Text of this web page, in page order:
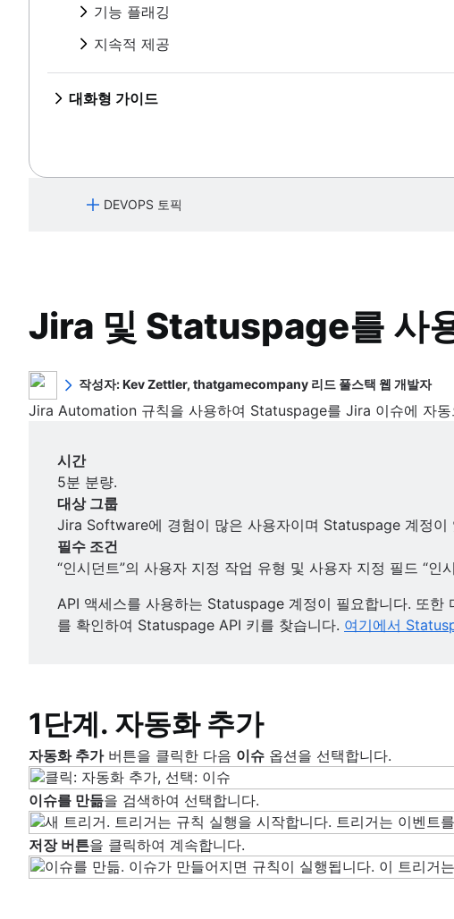
지속적 통합 자습서
지속적 배포 자습서
통합 테스트 자습서
개요
Atlassian ImageLabeller
개요
Bitbucket으로 ImageLabeller 배포
GitHub로 ImageLabeller 배포
Opsgenie로 모니터링
타사 통합
Bitbucket Pipelines에서 Split 기능 플래그 사용
Jira 및 Zephyr에서 팀의 진행률을 추적
Bitbucket Pipelines 및 Snyk Pipe로 DevSecOps 달
Jira 및 Sentry 애플리케이션 모니터링
Jira Dynatrace 통합 자습서
기능 플래깅
Jira용 LaunchDarkly
Split 및 Jira
지속적 제공
Harness Jira 통합 자습서
지속적 배포 자습서
Bitbucket Pipelines를 사용한 스크립팅 작업에 대한
대화형 가이드
AWS SageMaker 사전 트레이닝된 모델 설정
개요
Bitbucket으로 ImageLabeller 배포
개요
Bitbucket Pipelines에서 Split 기능 플래그 사용
DEVOPS 토픽
개요
DevOps의 역사
DevOps의 이점
DevOps 모범 사례
DevOps 및 애자일 비교
DevOps를 실행하는 방법
Atlassian이 운영 준비성을 갖추는 방법
DevOps 프레임워크
개요
팀 토폴로지
팀 구조
퍼블릭 클라우드
배포 자동화
SRE 및 DevOps 비교
DevOps 도구
DevOps 도구 체인: 주요 고려 사항 | Atlassian
DevOps 모니터링
테스트 자동화
CI/CD 도구
튜토리얼
자동화
풀리퀘스트 병합 규칙
이슈 전환 규칙
Statuspage를 자동으로 동기화하는 규칙
테스트
개요
Xray를 사용하여 Jira에서 자동화된 테스트
Xray 및 Jira를 사용하여 테스트 케이스 만들기 및 관리
자동화된 mabl 테스트에서 Jira 이슈 만들기
보안
개요
Snyk 및 Bitbucket Cloud가 DevSecOps를 사용하는
Bitbucket Pipelines 및 Snyk Pipe로 DevSecOps 달성
가시성
개요
Jira Dynatrace 통합 자습서
Jira Dynatrace 이슈 자습서
기능 플래깅
개요
Jira용 LaunchDarkly
Split 및 Jira
지속적 제공
개요
지속적 통합 자습서
지속적 배포 자습서
지속적 배포 자습서
Bitbucket Pipelines를 사용한 스크립팅 작업에 대한 팁
통합 테스트 자습서
Atlassian ImageLabeller
CI/CD와 Jira 통합
AWS SageMaker 사전 트레이닝된 모델 설정
ImageLabeller 배포
Bitbucket으로 ImageLabeller 배포
GitHub로 ImageLabeller 배포
GitLab으로 ImageLabeller 배포
ImageLabeller 모니터링
개요
Opsgenie로 모니터링
Bitbucket으로 AWS CloudWatch 알람 배포
GitHub로 AWS CloudWatch 알람 배포
GitLab으로 AWS CloudWatch 알람 배포
타사 통합
개요
Snyk를 Atlassian Open DevOps에 통합
Bitbucket Pipelines에서 Launch Darkly 기능 플래그
Bitbucket Pipelines에서 Split 기능 플래그 사용
Atlassian API를 사용한 빌드
개요
Concourse-CI와 Open DevOps 통합
Jira 및 Statuspage를 사
작성자: Kev Zettler, thatgamecompany 리드 풀스택 웹 개발자
Kev는 선임 풀스택 웹 개발자이자 계속하여 신규 기업을 만들고
부문 등 새롭게 부상하는 오픈소스 기술에 대한 열정적인 기여자,
Jira Automation 규칙을 사용하여 Statuspage를 Jira 이슈에 자동
시간
5분 분량.
대상 그룹
Jira Software에 경험이 많은 사용자이며 Statuspage 계정이
필수 조건
“인시던트”의 사용자 지정 작업 유형 및 사용자 지정 필드 “
API 액세스를 사용하는 Statuspage 계정이 필요합니다. 또
를 확인하여 Statuspage API 키를 찾습니다. 여기에서
1단계. 자동화 추가
자동화 추가버튼을 클릭한 다음 이슈 옵션을 선택합니다.
이슈를 만듦을 검색하여 선택합니다.
저장 버튼을 클릭하여 계속합니다.